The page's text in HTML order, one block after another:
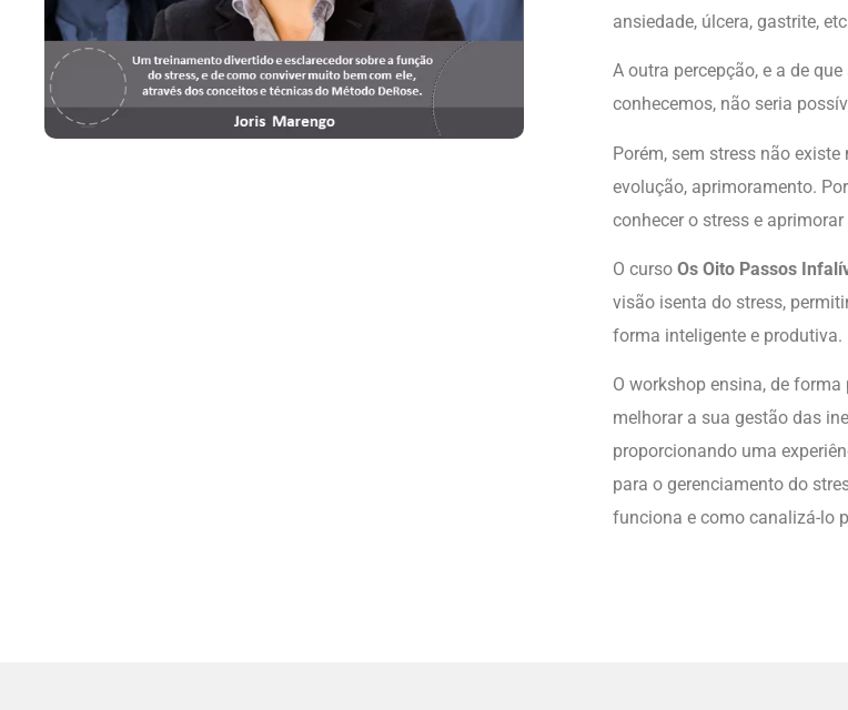
ansiedade, úlcera, gastrite,
A outra percepção, e a de
conhecemos, não seria
Porém, sem stress não
evolução, aprimoramento.
conhecer o stress e
O cursoOs Oito Passos
visão isenta do stress,
forma inteligente e produtiva.
O workshop ensina, de
melhorar a sua gestão das
proporcionando uma
para o gerenciamento do
funciona e como canalizá-lo